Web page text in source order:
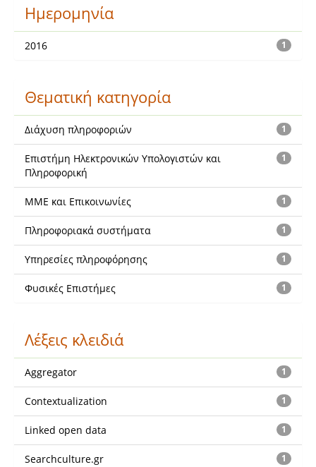
Ημερομηνία
1
2016
Θεματική κατηγορία
1
Διάχυση πληροφοριών
1
Επιστήμη Ηλεκτρονικών Υπολογιστών και
Πληροφορική
1
ΜΜΕ και Επικοινωνίες
1
Πληροφοριακά συστήματα
1
Υπηρεσίες πληροφόρησης
1
Φυσικές Επιστήμες
Λέξεις κλειδιά
1
Aggregator
1
Contextualization
1
Linked open data
1
Searchculture.gr